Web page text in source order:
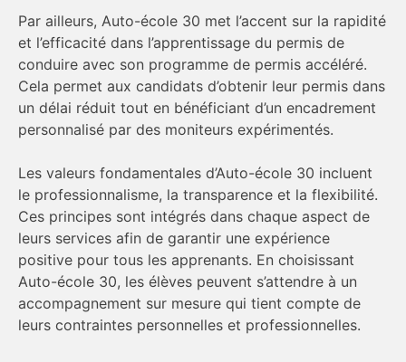
Par ailleurs, Auto-école 30 met l’accent sur la rapidité
et l’efficacité dans l’apprentissage du permis de
conduire avec son programme de permis accéléré.
Cela permet aux candidats d’obtenir leur permis dans
un délai réduit tout en bénéficiant d’un encadrement
personnalisé par des moniteurs expérimentés.
Les valeurs fondamentales d’Auto-école 30 incluent
le professionnalisme, la transparence et la flexibilité.
Ces principes sont intégrés dans chaque aspect de
leurs services afin de garantir une expérience
positive pour tous les apprenants. En choisissant
Auto-école 30, les élèves peuvent s’attendre à un
accompagnement sur mesure qui tient compte de
leurs contraintes personnelles et professionnelles.